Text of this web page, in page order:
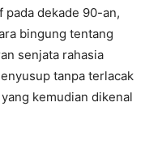
pada dekade 90-an,
bingung tentang
senjata rahasia
tanpa terlacak
kemudian dikenal